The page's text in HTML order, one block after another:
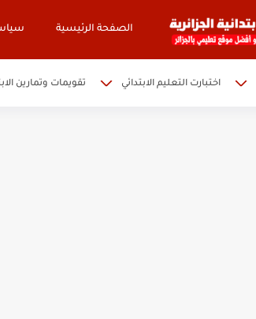
الصفحة الرئيسية
اختبارت التعليم الابتدائي تقويمات وتمارين